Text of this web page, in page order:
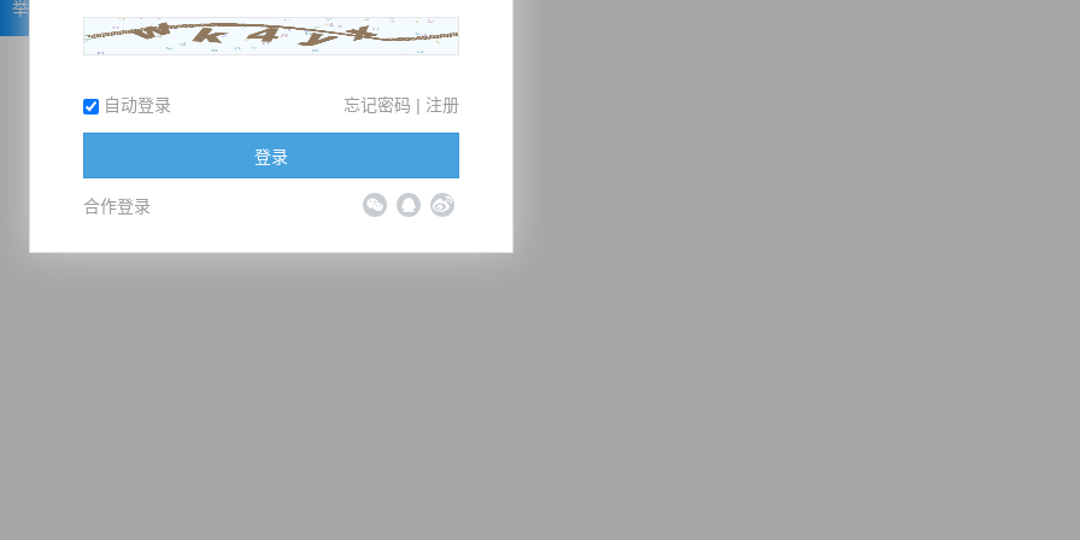
举报
自动登录 忘记密码 | 注册
登录
合作登录